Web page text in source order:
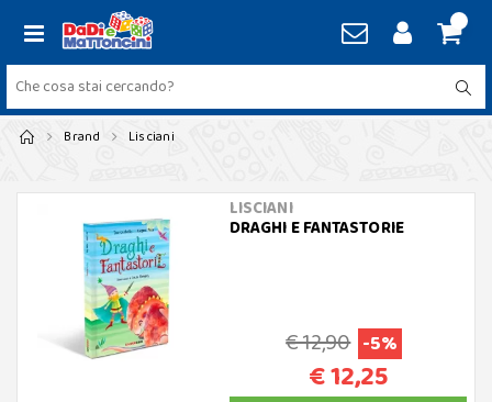
Brand Lisciani
LISCIANI
DRAGHI E FANTASTORIE
€ 12,90 -5%
€ 12,25